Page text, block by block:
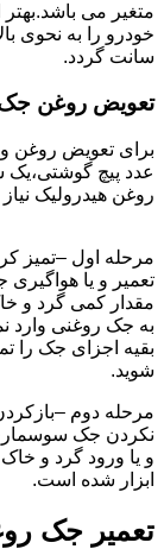
متغیر می
سانت گردد.
تعویض روغن
برای تعویض روغن
عدد پیچ
روغن هیدرولیک نیاز
مرحله اول –تمیز
تعمیر و یا
مقدار کمی گرد و
به جک روغنی وارد
بقیه اجزای جک را
شوید.
مرحله دوم
نکردن جک
و یا ورود گرد و
ابزار شده است.
تعمیر جک